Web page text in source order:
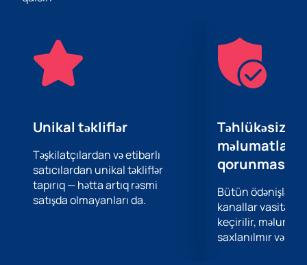
on cherpaet вдохновение.
Unikal təkliflər
Təşkilatçılardan və etibarlı
satıcılardan unikal təkliflər
tapırıq — hətta artıq rəsmi
satışda olmayanları da.
Təhlükəsiz
məlumatların
qorunması
Bütün ödənişlər
kanallar
keçirilir,
saxlanılmır və